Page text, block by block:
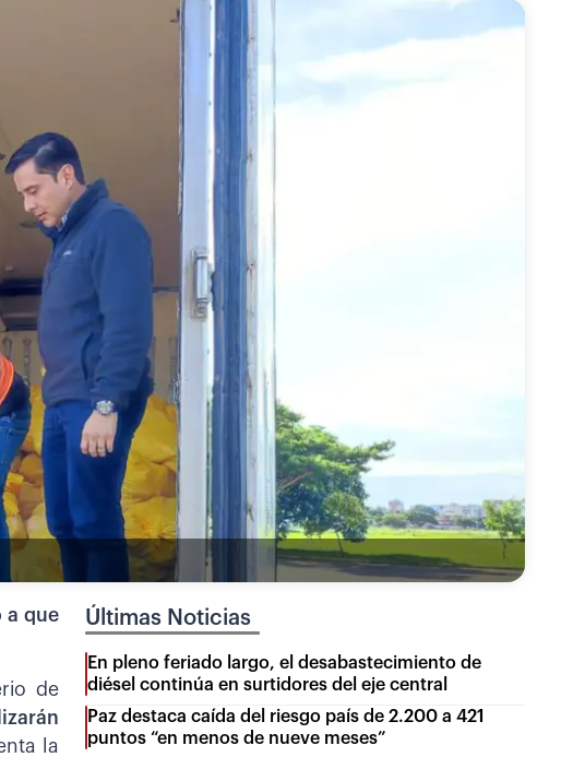
a que
de
la
Últimas Noticias
En pleno feriado largo, el desabastecimiento de
diésel continúa en surtidores del eje central
Paz destaca caída del riesgo país de 2.200 a 421
puntos “en menos de nueve meses”